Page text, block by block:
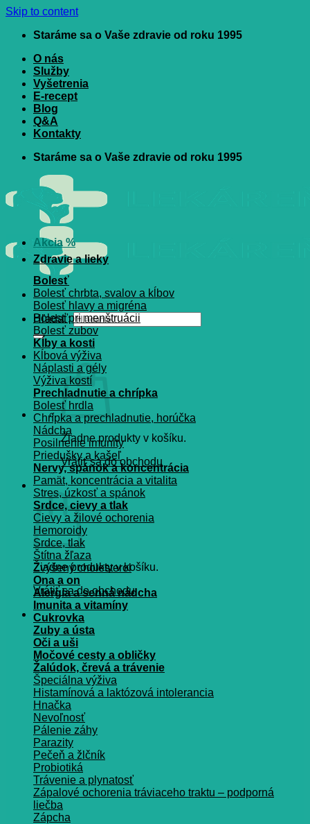
Skip to content
Staráme sa o Vaše zdravie od roku 1995
O nás
Služby
Vyšetrenia
E-recept
Blog
Q&A
Kontakty
Staráme sa o Vaše zdravie od roku 1995
Hľadať:
Žiadne produkty v košíku.
Vrátiť sa do obchodu
Košík
Žiadne produkty v košíku.
Vrátiť sa do obchodu
Akcia %
Zdravie a lieky
Bolesť
Bolesť chrbta, svalov a kĺbov
Bolesť hlavy a migréna
Bolesť pri menštruácii
Bolesť zubov
Kĺby a kosti
Kĺbová výživa
Náplasti a gély
Výživa kostí
Prechladnutie a chrípka
Bolesť hrdla
Chrípka a prechladnutie, horúčka
Nádcha
Posilnenie imunity
Priedušky a kašeľ
Nervy, spánok a koncentrácia
Pamät, koncentrácia a vitalita
Stres, úzkosť a spánok
Srdce, cievy a tlak
Cievy a žilové ochorenia
Hemoroidy
Srdce, tlak
Štítna žľaza
Zvýšený cholesterol
Ona a on
Alergia a senná nádcha
Imunita a vitamíny
Cukrovka
Zuby a ústa
Oči a uši
Močové cesty a obličky
Žalúdok, črevá a trávenie
Špeciálna výživa
Histamínová a laktózová intolerancia
Hnačka
Nevoľnosť
Pálenie záhy
Parazity
Pečeň a žlčník
Probiotiká
Trávenie a plynatosť
Zápalové ochorenia tráviaceho traktu – podporná
liečba
Zápcha